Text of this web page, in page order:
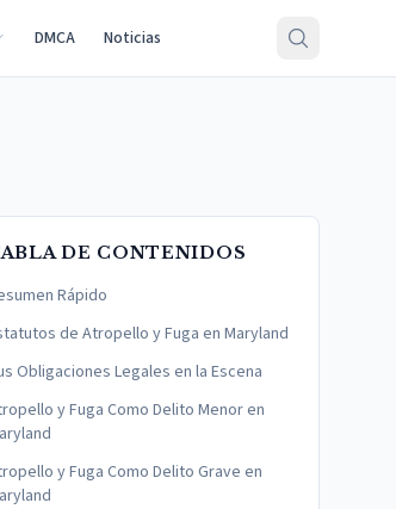
DMCA Noticias
DE CONTENIDOS
Rápido
de Atropello y Fuga en Maryland
Obligaciones Legales en la Escena
y Fuga Como Delito Menor en
y Fuga Como Delito Grave en